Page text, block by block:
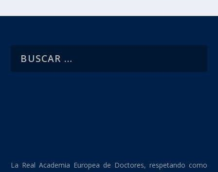
La Real Academia Europea de Doctores, respetando como